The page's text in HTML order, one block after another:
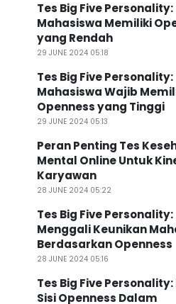
Tes Big Five Personality:
Mahasiswa Memiliki
yang Rendah
29 JUNE 2024 05:18
Tes Big Five Personality:
Mahasiswa Wajib
Openness yang Tinggi
29 JUNE 2024 05:13
Peran Penting Tes
Mental Online Untuk
Karyawan
28 JUNE 2024 05:22
Tes Big Five Personality:
Menggali Keunikan
Berdasarkan Openness
28 JUNE 2024 05:16
Tes Big Five
Sisi Openness Dalam